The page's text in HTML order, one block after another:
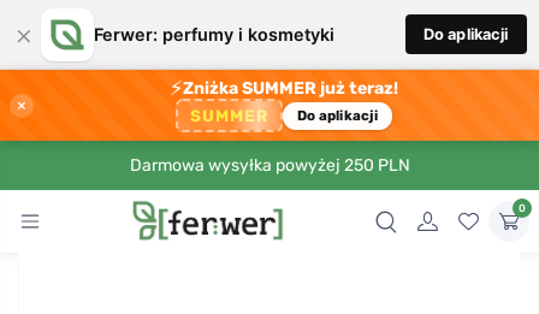
× Ferwer: perfumy i kosmetyki Do aplikacji
×
⚡Zniżka SUMMER już teraz!
SUMMER Do aplikacji
Darmowa wysyłka powyżej 250 PLN
0